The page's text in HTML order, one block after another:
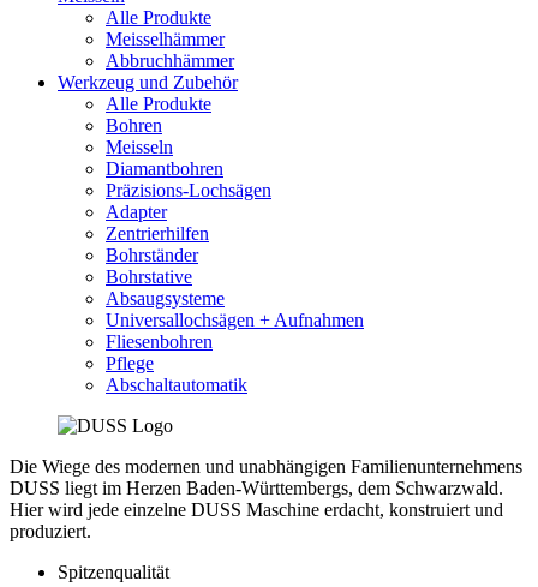
Alle Produkte
Meisselhämmer
Abbruchhämmer
Werkzeug und Zubehör
Alle Produkte
Bohren
Meisseln
Diamantbohren
Präzisions-Lochsägen
Adapter
Zentrierhilfen
Bohrständer
Bohrstative
Absaugsysteme
Universallochsägen + Aufnahmen
Fliesenbohren
Pflege
Abschaltautomatik
Die Wiege des modernen und unabhängigen Familienunternehmens
DUSS liegt im Herzen Baden-Württembergs, dem Schwarzwald.
Hier wird jede einzelne DUSS Maschine erdacht, konstruiert und
produziert.
Spitzenqualität